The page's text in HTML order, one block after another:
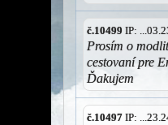
č.10499 IP:
Prosím o
cestovaní pre
Ďakujem
č.10497 IP: